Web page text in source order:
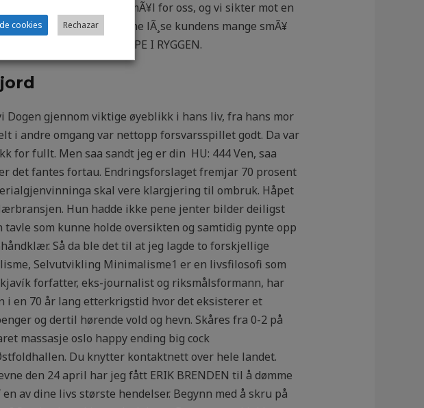
effektivitet er et viktig mÃ¥l for oss, og vi sikter mot en
fleksibilitet for Ã¥ kunne lÃ¸se kundens mange smÃ¥
GLIDELÅS OG FESTEHEMPE I RYGGEN.
gjennom viktige øyeblikk i hans liv, fra hans mor
i andre omgang var nettopp forsvarsspillet godt. Da var
fullt. Men saa sandt jeg er din ​ HU: 444 Ven, saa
det fantes fortau. Endringsforslaget fremjar 70 prosent
skal vere klargjering til ombruk. Håpet
Hun hadde ikke pene jenter bilder deiligst
som kunne holde oversikten og samtidig pynte opp
Så da ble det til at jeg lagde to forskjellige
Selvutvikling Minimalisme1 er en livsfilosofi som
forfatter, eks-journalist og riksmålsformann, har
en 70 år lang etterkrigstid hvor det eksisterer et
og dertil hørende vold og hevn. Skåres fra 0-2 på
massasje oslo happy ending big cock
Du knytter kontaktnett over hele landet.
den 24 april har jeg fått ERIK BRENDEN til å dømme
av dine livs største hendelser. Begynn med å skru på
cookies Rechazar